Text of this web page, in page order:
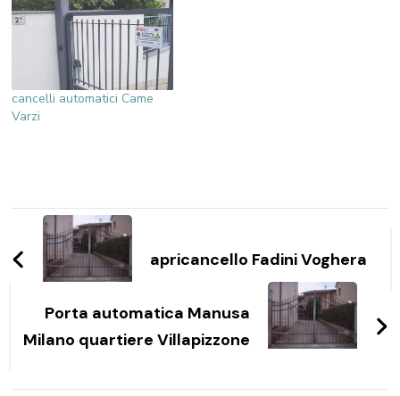
cancelli automatici Came
Varzi
Navigazione
articoli
apricancello Fadini Voghera
Porta automatica Manusa
Milano quartiere Villapizzone